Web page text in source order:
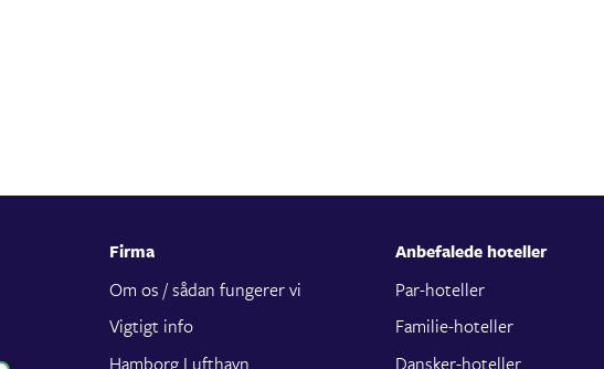
Firma
Om os / sådan fungerer vi
Vigtigt info
Hamborg Lufthavn
Anbefalede hoteller
Par-hoteller
Familie-hoteller
Dansker-hoteller